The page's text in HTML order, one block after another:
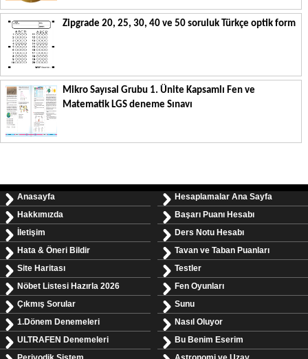
Zipgrade 20, 25, 30, 40 ve 50 soruluk Türkçe optik form
Mikro Sayısal Grubu 1. Ünite Kapsamlı Fen ve
Matematik LGS deneme Sınavı
Anasayfa
Hakkımızda
İletişim
Hata & Öneri Bildir
Site Haritası
Nöbet Listesi Hazırla 2026
Çıkmış Sorular
1.Dönem Denemeleri
ULTRAFEN Denemeleri
Hesaplamalar Ana Sayfa
Başarı Puanı Hesabı
Ders Notu Hesabı
Tavan ve Taban Puanları
Testler
Fen Oyunları
Sunu
Nasıl Oluyor
Bu Benim Eserim